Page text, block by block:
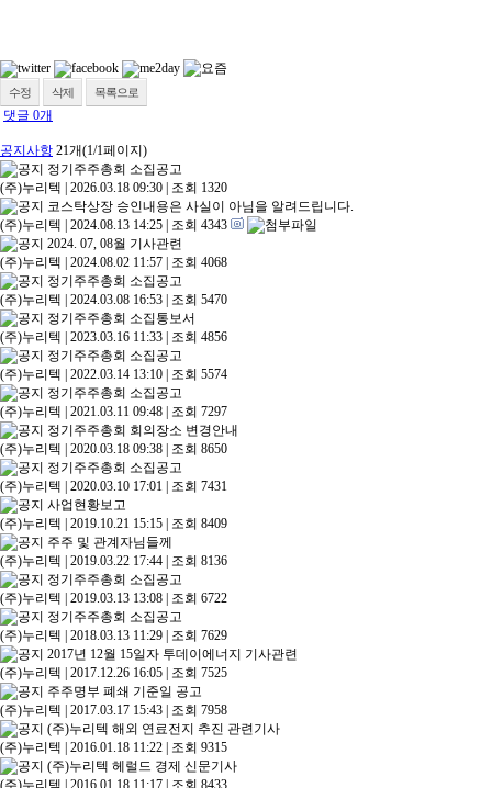
수정 삭제 목록으로
댓글 0개
공지사항 21개(1/1페이지)
정기주주총회 소집공고
(주)누리텍
2026.03.18 09:30
조회 1320
코스탁상장 승인내용은 사실이 아님을 알려드립니다.
(주)누리텍
2024.08.13 14:25
조회 4343
2024. 07, 08월 기사관련
(주)누리텍
2024.08.02 11:57
조회 4068
정기주주총회 소집공고
(주)누리텍
2024.03.08 16:53
조회 5470
정기주주총회 소집통보서
(주)누리텍
2023.03.16 11:33
조회 4856
정기주주총회 소집공고
(주)누리텍
2022.03.14 13:10
조회 5574
정기주주총회 소집공고
(주)누리텍
2021.03.11 09:48
조회 7297
정기주주총회 회의장소 변경안내
(주)누리텍
2020.03.18 09:38
조회 8650
정기주주총회 소집공고
(주)누리텍
2020.03.10 17:01
조회 7431
사업현황보고
(주)누리텍
2019.10.21 15:15
조회 8409
주주 및 관계자님들께
(주)누리텍
2019.03.22 17:44
조회 8136
정기주주총회 소집공고
(주)누리텍
2019.03.13 13:08
조회 6722
정기주주총회 소집공고
(주)누리텍
2018.03.13 11:29
조회 7629
2017년 12월 15일자 투데이에너지 기사관련
(주)누리텍
2017.12.26 16:05
조회 7525
주주명부 폐쇄 기준일 공고
(주)누리텍
2017.03.17 15:43
조회 7958
(주)누리텍 해외 연료전지 추진 관련기사
(주)누리텍
2016.01.18 11:22
조회 9315
(주)누리텍 헤럴드 경제 신문기사
(주)누리텍
2016.01.18 11:17 조회 8433